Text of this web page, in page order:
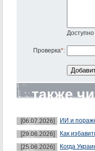
Проверка*:
также
[06.07.2026]
ИИ и
[29.06.2026]
Как
[25.06.2026]
Когда